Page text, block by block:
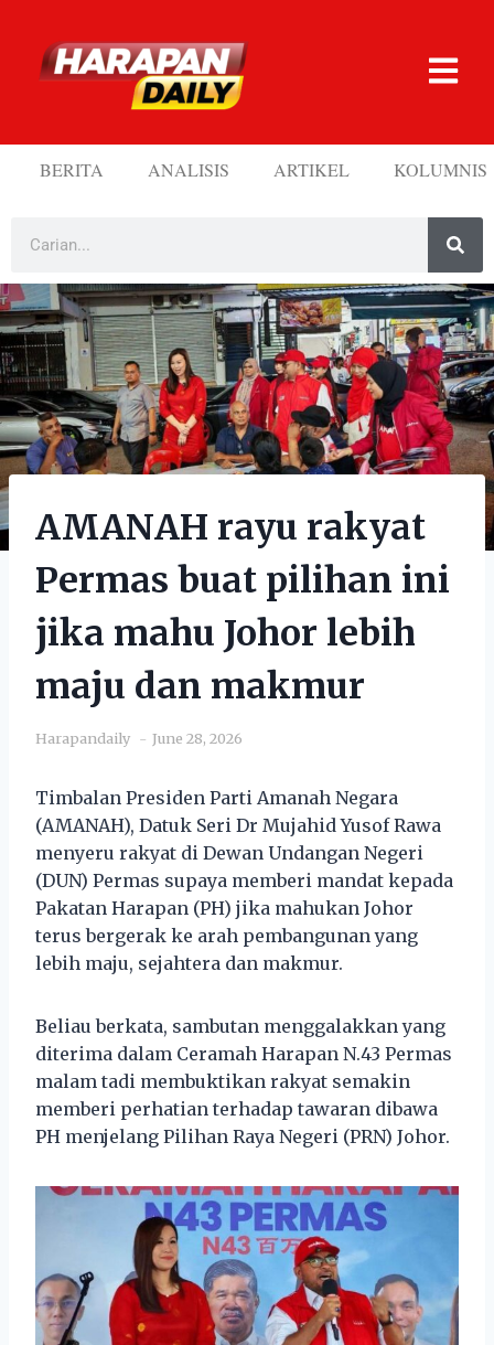
BERITA ANALISIS ARTIKEL KOLUMNIS
AMANAH rayu rakyat
Permas buat pilihan ini
jika mahu Johor lebih
maju dan makmur
Harapandaily June 28, 2026
Timbalan Presiden Parti Amanah Negara
(AMANAH), Datuk Seri Dr Mujahid Yusof Rawa
menyeru rakyat di Dewan Undangan Negeri
(DUN) Permas supaya memberi mandat kepada
Pakatan Harapan (PH) jika mahukan Johor
terus bergerak ke arah pembangunan yang
lebih maju, sejahtera dan makmur.
Beliau berkata, sambutan menggalakkan yang
diterima dalam Ceramah Harapan N.43 Permas
malam tadi membuktikan rakyat semakin
memberi perhatian terhadap tawaran dibawa
PH menjelang Pilihan Raya Negeri (PRN) Johor.